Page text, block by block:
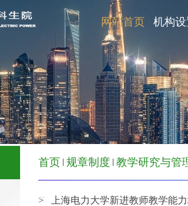
网站首页 机构设
首页 规章制度 教学研究与管
> 上海电力大学新进教师教学能